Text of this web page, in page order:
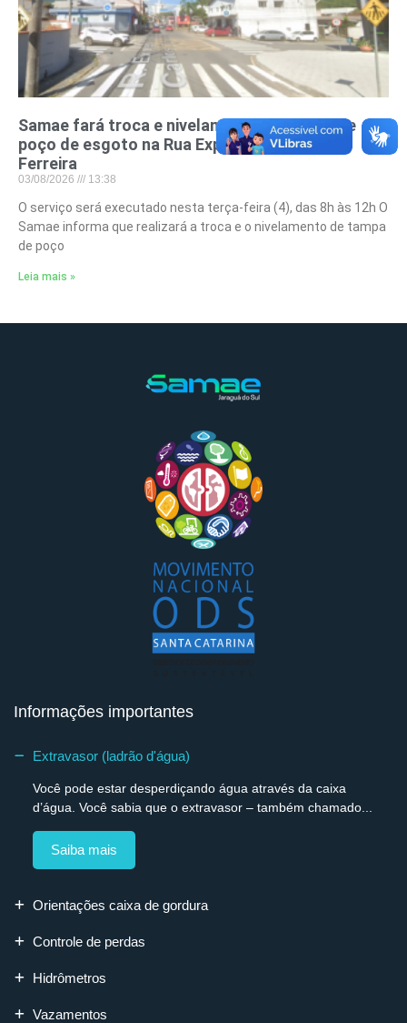
Samae fará troca e nivelamento de tampa de
poço de esgoto na Rua Exp. Antônio Carlos
Ferreira
03/08/2026 13:38
O serviço será executado nesta terça-feira (4), das 8h às 12h O
Samae informa que realizará a troca e o nivelamento de tampa
de poço
Leia mais »
Informações importantes
Extravasor (ladrão d'água)
Você pode estar desperdiçando água através da caixa
d’água. Você sabia que o extravasor – também chamado...
Saiba mais
Orientações caixa de gordura
Controle de perdas
Hidrômetros
Vazamentos